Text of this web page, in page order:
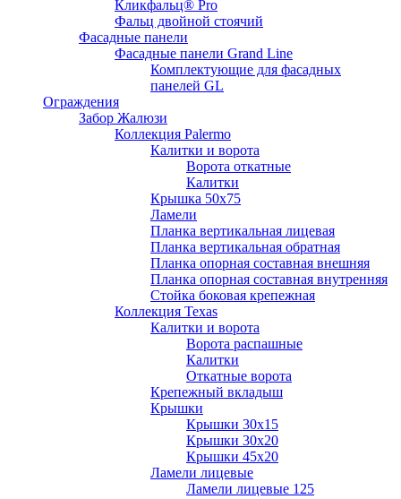
Кликфальц® Pro
Фальц двoйной стоячий
Фасадные панели
Фасадные панели Grand Line
Комплектующие для фасадных
панелей GL
Ограждения
Забор Жалюзи
Коллекция Palermo
Калитки и ворота
Ворота откатные
Калитки
Крышка 50х75
Ламели
Планка вертикальная лицевая
Планка вертикальная обратная
Планка опорная составная внешняя
Планка опорная составная внутренняя
Стойка боковая крепежная
Коллекция Texas
Калитки и ворота
Ворота распашные
Калитки
Откатные ворота
Крепежный вкладыш
Крышки
Крышки 30х15
Крышки 30х20
Крышки 45х20
Ламели лицевые
Ламели лицевые 125